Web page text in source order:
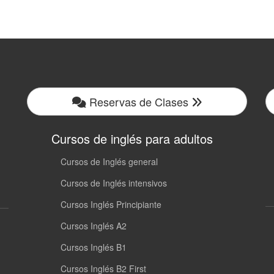
Reservas de Clases
Cursos de inglés para adultos
Cursos de Inglés general
Cursos de Inglés intensivos
Cursos Inglés Principiante
Cursos Inglés A2
Cursos Inglés B1
Cursos Inglés B2 First